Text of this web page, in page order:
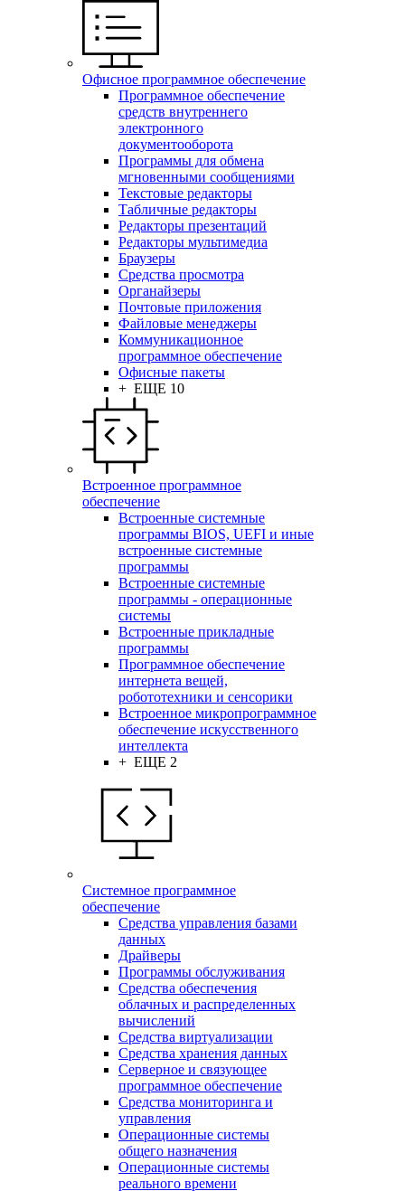
Офисное программное обеспечение
Программное обеспечение
средств внутреннего
электронного
документооборота
Программы для обмена
мгновенными сообщениями
Текстовые редакторы
Табличные редакторы
Редакторы презентаций
Редакторы мультимедиа
Браузеры
Средства просмотра
Органайзеры
Почтовые приложения
Файловые менеджеры
Коммуникационное
программное обеспечение
Офисные пакеты
+ ЕЩЕ 10
Встроенное программное
обеспечение
Встроенные системные
программы BIOS, UEFI и иные
встроенные системные
программы
Встроенные системные
программы - операционные
системы
Встроенные прикладные
программы
Программное обеспечение
интернета вещей,
робототехники и сенсорики
Встроенное микропрограммное
обеспечение искусственного
интеллекта
+ ЕЩЕ 2
Системное программное
обеспечение
Средства управления базами
данных
Драйверы
Программы обслуживания
Средства обеспечения
облачных и распределенных
вычислений
Средства виртуализации
Средства хранения данных
Серверное и связующее
программное обеспечение
Средства мониторинга и
управления
Операционные системы
общего назначения
Операционные системы
реального времени